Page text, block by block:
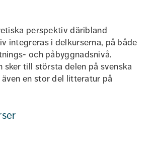
perspektiv däribland
integreras i delkurserna, på både
och påbyggnadsnivå.
sker till största delen på svenska
en stor del litteratur på